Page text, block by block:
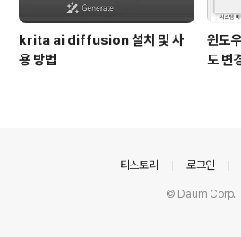
krita ai diffusion 설치 및 사
용 방법
윈도
도 변
티스토리 로그인
© Daum Corp.